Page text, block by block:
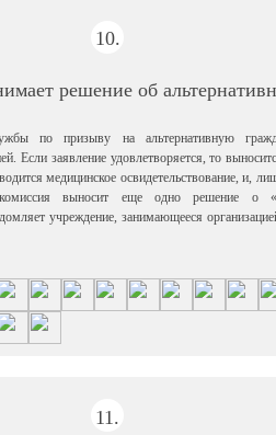
10.
решение об
по призыву на альтернативную
Если заявление удовлетворяется, то
медицинское освидетельствование, и,
выносит еще одно решение о
учреждение, занимающееся
11.